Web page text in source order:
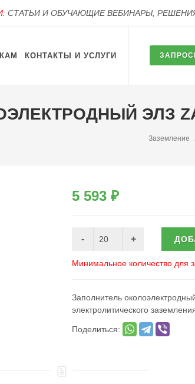
: СТАТЬИ И ОБУЧАЮЩИЕ ВЕБИНАРЫ,
КОНТАКТЫ И УСЛУГИ
ЭЛЗ
Заземление
5 593 ₽
Минимальное количество для
Заполнитель
электролитического
Поделиться: